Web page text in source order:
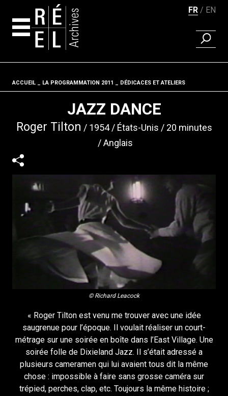
FR EN
Fil d'ariane
ACCUEIL LA PROGRAMMATION 2011 DÉDICACES ET ATELIERS
JAZZ DANCE
Roger Tilton 1954 États-Unis
20 minutes
Anglais
© Richard Leacock
« Roger Tilton est venu me trouver avec une idée
saugrenue pour l’époque. Il voulait réaliser un court-
métrage sur une soirée en boîte dans l’East Village. Une
soirée folle de Dixieland Jazz. Il s’était adressé a
plusieurs cameramen qui lui avaient tous dit la même
chose : impossible à faire sans grosse caméra sur
trépied, perches, clap, etc. Toujours la même histoire ;